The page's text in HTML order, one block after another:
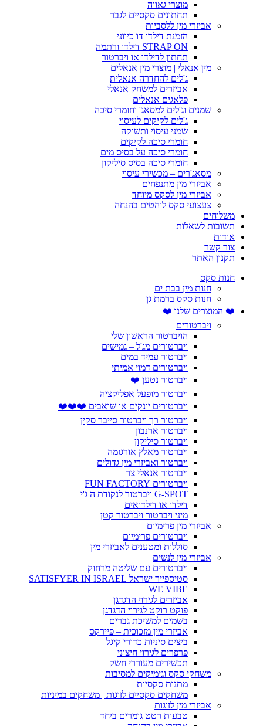
מוצרי גאווה
תחתונים סקסיים לגבר
אביזרי מין ללסביות
הזמנת דילדו דו כיווני
STRAP ON דילדו ורתמה
תחתון לדילדו או ויברטור
מין אנאלי | מוצרי מין אנאלים
ג'לים להחדרה אנאלית
אביזרים למשחק אנאלי
פלאגים אנאלים
שמנים וג'לים למסאג' וחומרי סיכה
ג'לים לקיקים לעיסוי
שמני עיסוי ותשוקה
חומרי סיכה לקיקים
חומרי סיכה על בסיס מים
חומרי סיכה בסיס סיליקון
מסאג'רים – מכשירי עיסוי
אביזרי מין מתנפחים
אביזרי מין לסקס מיוחד
צעצועי סקס לוהטים בהנחה
משלוחים
תשובות לשאלות
אודות
צור קשר
תקנון האתר
חנות סקס
חנות מין בבת ים
חנות סקס ברמת גן
❤️ המוצרים שלנו ❤️
ויברטורים
הויברטור הראשון שלי
ויברטורים מג'ל – גמישים
ויברטור עמיד במים
ויברטורים דמוי אמיתי
ויברטור נטען ❤️
ויברטור מופעל אפליקציה
ויברטורים יונקים או שואבים ❤️❤️❤️
ויברטור רך ויברטור סייבר סקין
ויברטור ארנבון
ויברטור סיליקון
ויברטור מאלץ אורגזמה
ויברטור ואביזרי מין גדולים
ויברטור אנאלי צר
ויברטורים FUN FACTORY
G-SPOT ויברטור לנקודת ה ג'י
דילדו או דילדואים
מיני ויברטור ויברטור קטן
אביזרי מין פרימיום
ויברטורים פרימיום
סוללות ומטענים לאביזרי מין
אביזרי מין לנשים
ויברטורים עם שליטה מרחוק
סטיספייר ישראל SATISFYER IN ISRAEL
WE VIBE
אביזרים לגירוי הדגדגן
פוקט רוקט לגירוי הדגדגן
בשמים למשיכת גברים
אביזרי מין מזכוכית – פיירקס
ביצים סיניות כדורי קיגל
פרפרים לגירוי חיצוני
תכשירים מעוררי חשק
משחקי סקס וגימיקים למסיבות
מתנות סקסיות
משחקים סקסיים לזוגות | משחקים במיניות
אביזרי מין לזוגות
טבעות רטט גומרים ביחד